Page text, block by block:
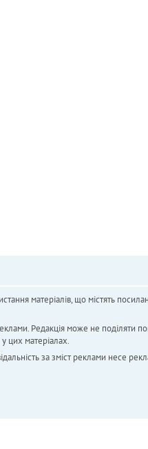
матеріалів, що містять
Редакція може не поділяти
цих матеріалах.
за зміст реклами несе